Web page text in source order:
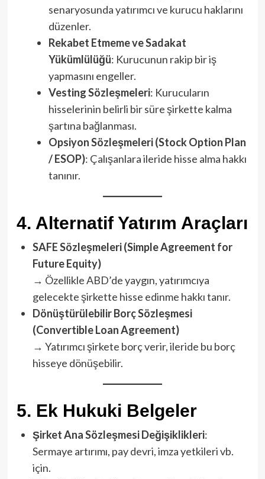
senaryosunda yatırımcı ve kurucu haklarını
düzenler.
Rekabet Etmeme ve Sadakat
Yükümlülüğü: Kurucunun rakip bir iş
yapmasını engeller.
Vesting Sözleşmeleri: Kurucuların
hisselerinin belirli bir süre şirkette kalma
şartına bağlanması.
Opsiyon Sözleşmeleri (Stock Option Plan
/ ESOP): Çalışanlara ileride hisse alma hakkı
tanınır.
4. Alternatif Yatırım Araçları
SAFE Sözleşmeleri (Simple Agreement for
Future Equity)
→ Özellikle ABD’de yaygın, yatırımcıya
gelecekte şirkette hisse edinme hakkı tanır.
Dönüştürülebilir Borç Sözleşmesi
(Convertible Loan Agreement)
→ Yatırımcı şirkete borç verir, ileride bu borç
hisseye dönüşebilir.
5. Ek Hukuki Belgeler
Şirket Ana Sözleşmesi Değişiklikleri:
Sermaye artırımı, pay devri, imza yetkileri vb.
için.